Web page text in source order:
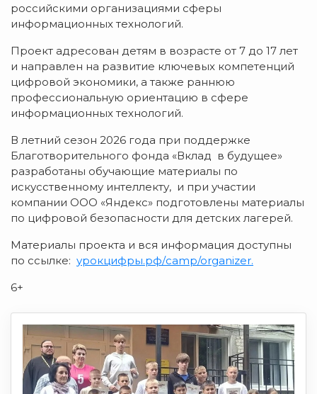
российскими организациями сферы
информационных технологий.
Проект адресован детям в возрасте от 7 до 17 лет
и направлен на развитие ключевых компетенций
цифровой экономики, а также раннюю
профессиональную ориентацию в сфере
информационных технологий.
В летний сезон 2026 года при поддержке
Благотворительного фонда «Вклад в будущее»
разработаны обучающие материалы по
искусственному интеллекту, и при участии
компании ООО «Яндекс» подготовлены материалы
по цифровой безопасности для детских лагерей.
Материалы проекта и вся информация доступны
по ссылке: урокцифры.рф/camp/organizer.
6+